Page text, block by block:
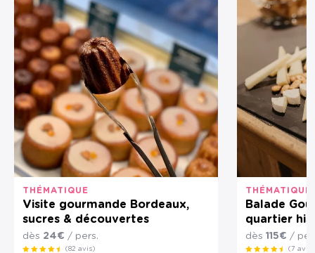
THÉMATIQUE
Visite gourmande Bordeaux,
sucres & découvertes
dès 24€ / pers.
(82 avis)
THÉMATIQUE
Balade
quartier
dès115€ /
(7 avis)